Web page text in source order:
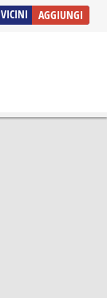
VICINI AGGIUNGI